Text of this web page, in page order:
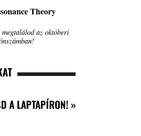
Theory
az októberi
A LAPTAPÍRON! »